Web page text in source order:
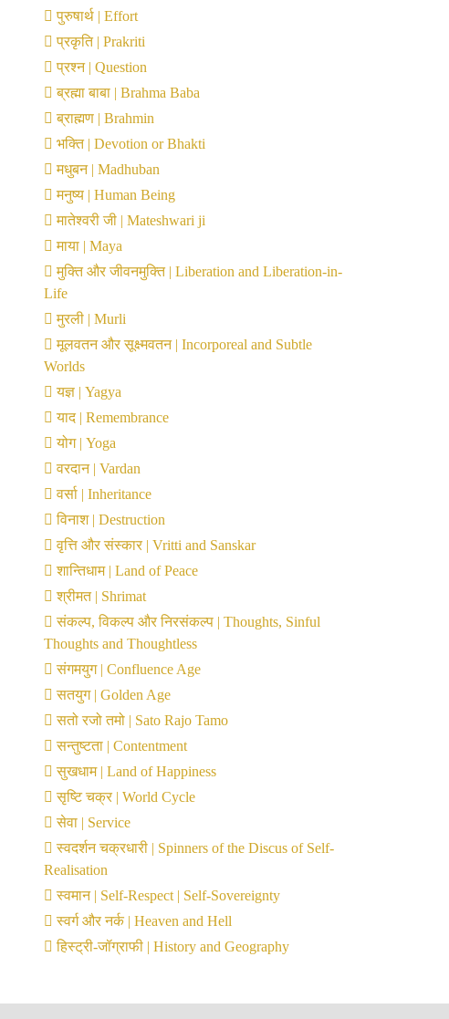
पुरुषार्थ | Effort
प्रकृति | Prakriti
प्रश्न | Question
ब्रह्मा बाबा | Brahma Baba
ब्राह्मण | Brahmin
भक्ति | Devotion or Bhakti
मधुबन | Madhuban
मनुष्य | Human Being
मातेश्वरी जी | Mateshwari ji
माया | Maya
मुक्ति और जीवनमुक्ति | Liberation and Liberation-in-
Life
मुरली | Murli
मूलवतन और सूक्ष्मवतन | Incorporeal and Subtle
Worlds
यज्ञ | Yagya
याद | Remembrance
योग | Yoga
वरदान | Vardan
वर्सा | Inheritance
विनाश | Destruction
वृत्ति और संस्कार | Vritti and Sanskar
शान्तिधाम | Land of Peace
श्रीमत | Shrimat
संकल्प, विकल्प और निरसंकल्प | Thoughts, Sinful
Thoughts and Thoughtless
संगमयुग | Confluence Age
सतयुग | Golden Age
सतो रजो तमो | Sato Rajo Tamo
सन्तुष्टता | Contentment
सुखधाम | Land of Happiness
सृष्टि चक्र | World Cycle
सेवा | Service
स्वदर्शन चक्रधारी | Spinners of the Discus of Self-
Realisation
स्वमान | Self-Respect | Self-Sovereignty
स्वर्ग और नर्क | Heaven and Hell
हिस्ट्री-जॉग्राफी | History and Geography